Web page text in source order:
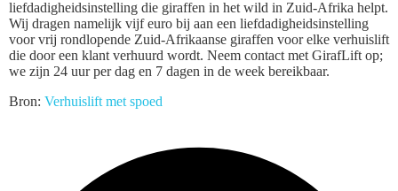
liefdadigheidsinstelling die giraffen in het wild in Zuid-Afrika helpt.
Wij dragen namelijk vijf euro bij aan een liefdadigheidsinstelling
voor vrij rondlopende Zuid-Afrikaanse giraffen voor elke verhuislift
die door een klant verhuurd wordt. Neem contact met GirafLift op;
we zijn 24 uur per dag en 7 dagen in de week bereikbaar.
Bron: Verhuislift met spoed